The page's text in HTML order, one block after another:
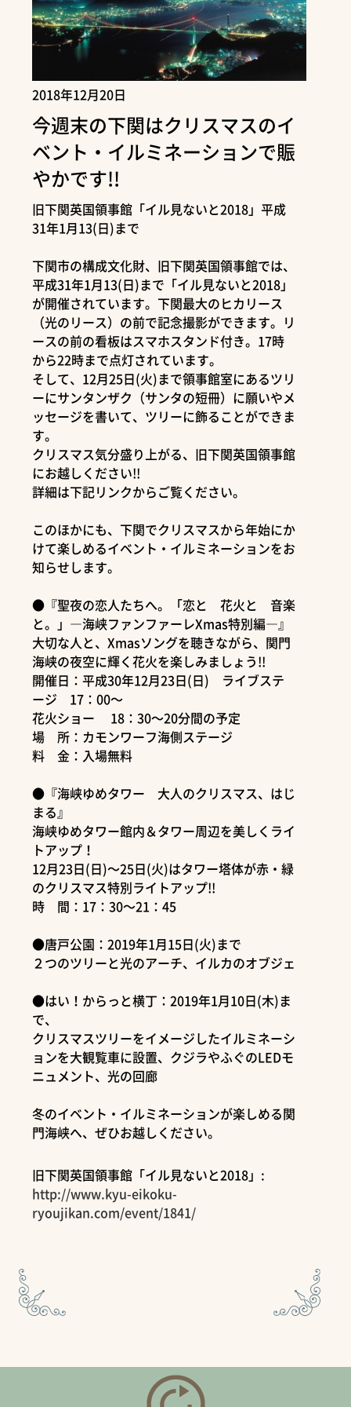
2018年12月20日
今週末の下関はクリスマスのイ
ベント・イルミネーションで賑
やかです!!
旧下関英国領事館「イル見ないと2018」平成
31年1月13(日)まで
下関市の構成文化財、旧下関英国領事館では、
平成31年1月13(日)まで「イル見ないと2018」
が開催されています。下関最大のヒカリース
（光のリース）の前で記念撮影ができます。リ
ースの前の看板はスマホスタンド付き。17時
から22時まで点灯されています。
そして、12月25日(火)まで領事館室にあるツリ
ーにサンタンザク（サンタの短冊）に願いやメ
ッセージを書いて、ツリーに飾ることができま
す。
クリスマス気分盛り上がる、旧下関英国領事館
にお越しください!!
詳細は下記リンクからご覧ください。
このほかにも、下関でクリスマスから年始にか
けて楽しめるイベント・イルミネーションをお
知らせします。
●『聖夜の恋人たちへ。「恋と 花火と 音楽
と。」―海峡ファンファーレXmas特別編―』
大切な人と、Xmasソングを聴きながら、関門
海峡の夜空に輝く花火を楽しみましょう!!
開催日：平成30年12月23日(日) ライブステ
ージ 17：00～
花火ショー 18：30～20分間の予定
場 所：カモンワーフ海側ステージ
料 金：入場無料
●『海峡ゆめタワー 大人のクリスマス、はじ
まる』
海峡ゆめタワー館内＆タワー周辺を美しくライ
トアップ！
12月23日(日)～25日(火)はタワー塔体が赤・緑
のクリスマス特別ライトアップ!!
時 間：17：30～21：45
●唐戸公園：2019年1月15日(火)まで
２つのツリーと光のアーチ、イルカのオブジェ
●はい！からっと横丁：2019年1月10日(木)ま
で、
クリスマスツリーをイメージしたイルミネーシ
ョンを大観覧車に設置、クジラやふぐのLEDモ
ニュメント、光の回廊
冬のイベント・イルミネーションが楽しめる関
門海峡へ、ぜひお越しください。
旧下関英国領事館「イル見ないと2018」:
http://www.kyu-eikoku-
ryoujikan.com/event/1841/